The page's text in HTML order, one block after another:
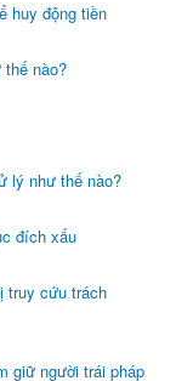
huy động tiền
nào?
lý như thế nào?
đích xấu
truy cứu trách
giữ người trái pháp